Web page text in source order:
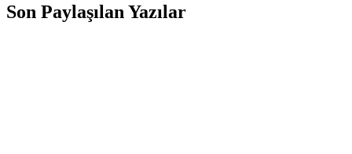
Son Paylaşılan Yazılar